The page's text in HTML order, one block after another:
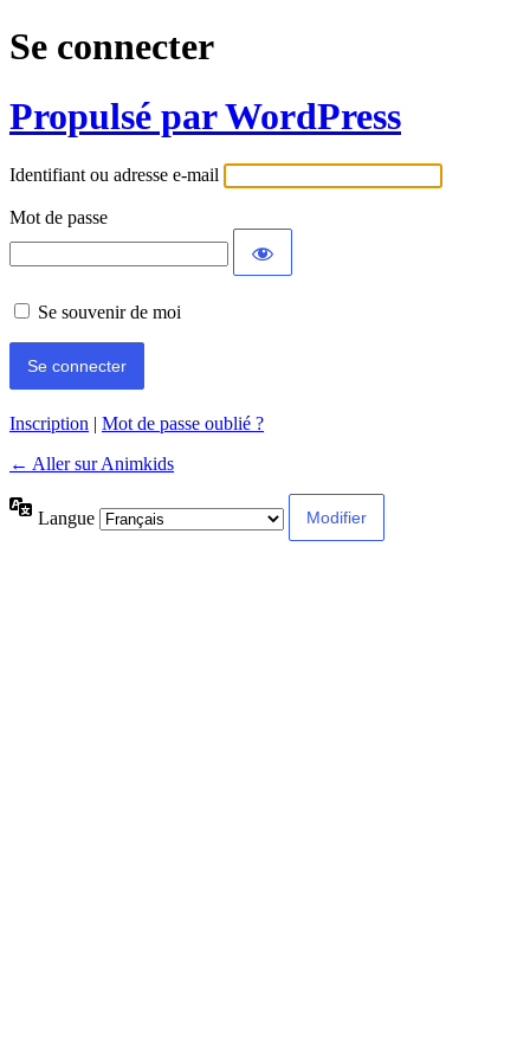
Se connecter
Propulsé par WordPress
Identifiant ou adresse e-mail
Mot de passe
Se souvenir de moi
Inscription | Mot de passe oublié ?
← Aller sur Animkids
Langue